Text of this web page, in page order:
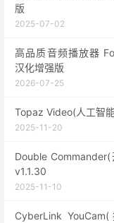
版
2025-07-02
高品质音频播放器
汉化增强版
2026-07-25
Topaz Video(人工智
2025-11-20
Double
v1.1.30
2025-11-10
CyberLink